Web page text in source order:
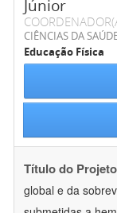
Júnior
CIÊNCIAS DA
Educação Física
Título do
global e da